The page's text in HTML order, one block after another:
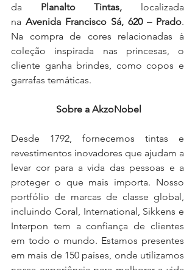
da Planalto Tintas, localizada
na Avenida Francisco Sá, 620 – Prado.
Na compra de cores relacionadas à
coleção inspirada nas princesas, o
cliente ganha brindes, como copos e
garrafas temáticas.
Sobre a AkzoNobel
Desde 1792, fornecemos tintas e
revestimentos inovadores que ajudam a
levar cor para a vida das pessoas e a
proteger o que mais importa. Nosso
portfólio de marcas de classe global,
incluindo Coral, International, Sikkens e
Interpon tem a confiança de clientes
em todo o mundo. Estamos presentes
em mais de 150 países, onde utilizamos